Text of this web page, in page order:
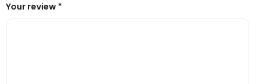
Your review *